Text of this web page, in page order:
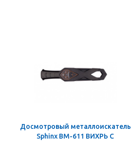
Досмотровый металлоискатель
Sphinx ВМ-611 ВИХРЬ С